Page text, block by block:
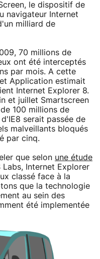
le dispositif de
navigateur Internet
milliard de
70 millions de
ont été interceptés
par mois. A cette
Application estimait
Internet Explorer 8.
et juillet Smartscreen
100 millions de
serait passée de
malveillants bloqués
par cinq.
que selon une étude
Internet Explorer
classé face à la
que la technologie
au sein des
été implementée